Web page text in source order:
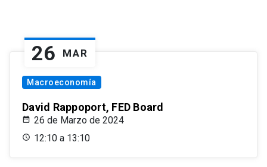
26 MAR
Macroeconomía
David Rappoport, FED Board
26 de Marzo de 2024
12:10 a 13:10